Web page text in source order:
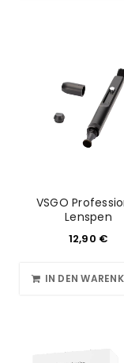
VSGO
Lenspen
12,90 €
IN DEN